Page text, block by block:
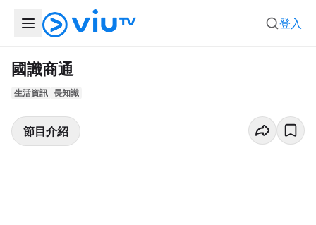
登入
國識商通
生活資訊 長知識
節目介紹